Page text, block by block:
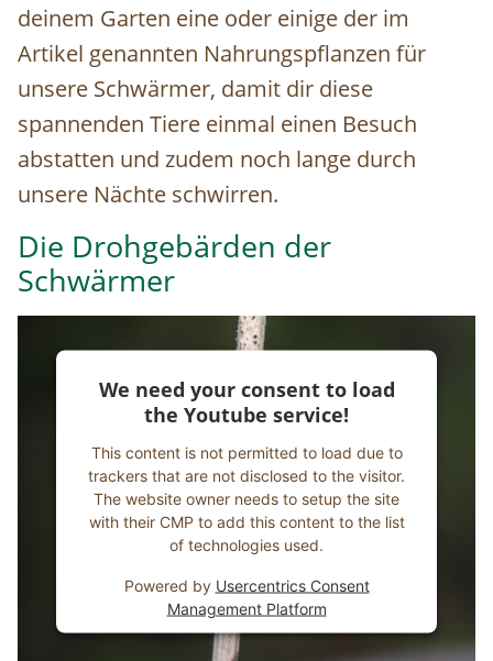
deinem Garten eine oder einige der im
Artikel genannten Nahrungspflanzen für
unsere Schwärmer, damit dir diese
spannenden Tiere einmal einen Besuch
abstatten und zudem noch lange durch
unsere Nächte schwirren.
Die Drohgebärden der
Schwärmer
We need your consent to load
the Youtube service!
This content is not permitted to load due to
trackers that are not disclosed to the visitor.
The website owner needs to setup the site
with their CMP to add this content to the list
of technologies used.
Powered by Usercentrics Consent
Management Platform